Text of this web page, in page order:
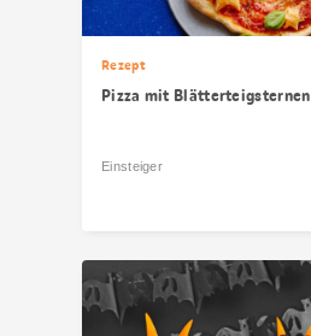
Rezept
Pizza mit Blätterteigsternen
Einsteiger